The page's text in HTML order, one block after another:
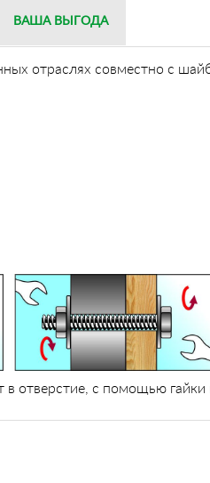
ВАША ВЫГОДА
отраслях совместно с
отверстие, с помощью